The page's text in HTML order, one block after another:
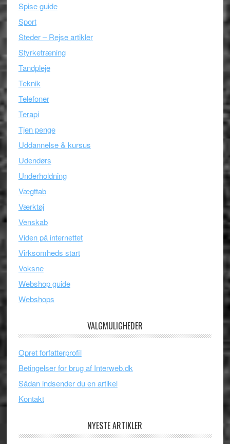
Spise guide
Sport
Steder – Rejse artikler
Styrketræning
Tandpleje
Teknik
Telefoner
Terapi
Tjen penge
Uddannelse & kursus
Udendørs
Underholdning
Vægttab
Værktøj
Venskab
Viden på internettet
Virksomheds start
Voksne
Webshop guide
Webshops
VALGMULIGHEDER
Opret forfatterprofil
Betingelser for brug af Interweb.dk
Sådan indsender du en artikel
Kontakt
NYESTE ARTIKLER